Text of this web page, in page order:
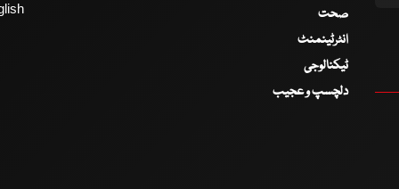
صحت
انٹرٹینمنٹ
ٹیکنالوجی
دلچسپ و عجیب